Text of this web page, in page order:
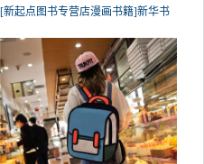
[新起点图书专营店漫画书籍]新华书